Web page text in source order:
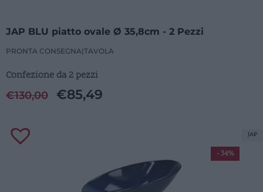
JAP BLU piatto ovale Ø 35,8cm - 2 Pezzi
PRONTA CONSEGNA|TAVOLA
Confezione da 2 pezzi
€130,00 €85,49
- 34%
JAP